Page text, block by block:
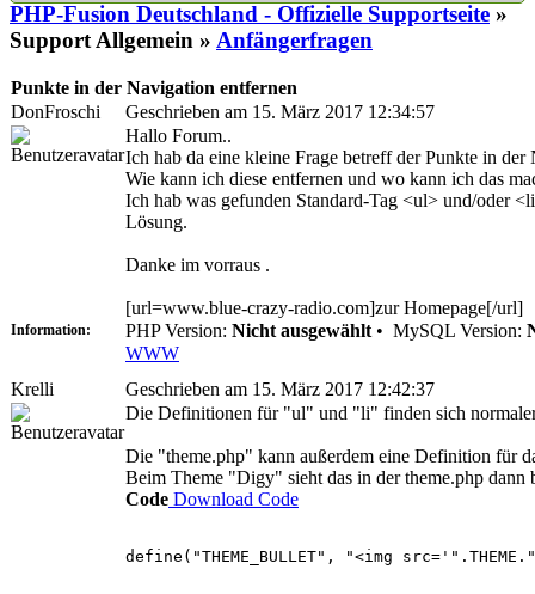
PHP-Fusion Deutschland - Offizielle Supportseite »
Support Allgemein » Anfängerfragen
Punkte in der Navigation entfernen
DonFroschi
Geschrieben am 15. März 2017 12:34:57
Hallo Forum..
Ich hab da eine kleine Frage betreff der Punkte in der
Wie kann ich diese entfernen und wo kann ich das
Ich hab was gefunden Standard-Tag <ul> und/oder
Lösung.
Danke im vorraus .
[url=www.blue-crazy-radio.com]zur Homepage[/url]
Information: PHP Version: Nicht ausgewählt • MySQL Version:
WWW
Krelli
Geschrieben am 15. März 2017 12:42:37
Die Definitionen für "ul" und "li" finden sich
Die "theme.php" kann außerdem eine Definition für
Beim Theme "Digy" sieht das in der theme.php dann
Code Download Code
define("THEME_BULLET", "<img